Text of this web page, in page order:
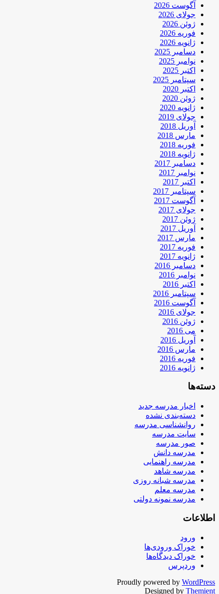
آگوست 2026
جولای 2026
ژوئن 2026
فوریه 2026
ژانویه 2026
دسامبر 2025
نوامبر 2025
اکتبر 2025
سپتامبر 2025
اکتبر 2020
ژوئن 2020
ژانویه 2020
جولای 2019
آوریل 2018
مارس 2018
فوریه 2018
ژانویه 2018
دسامبر 2017
نوامبر 2017
اکتبر 2017
سپتامبر 2017
آگوست 2017
جولای 2017
ژوئن 2017
آوریل 2017
مارس 2017
فوریه 2017
ژانویه 2017
دسامبر 2016
نوامبر 2016
اکتبر 2016
سپتامبر 2016
آگوست 2016
جولای 2016
ژوئن 2016
می 2016
آوریل 2016
مارس 2016
فوریه 2016
ژانویه 2016
دسته‌ها
اخبار مدرسه جدید
دسته‌بندی نشده
روانشناسی مدرسه
سایت مدرسه
صور مدرسه
مدرسه دانش
مدرسه راهنمایی
مدرسه شاهد
مدرسه شبانه روزی
مدرسه معلم
مدرسه نمونه دولتی
اطلاعات
ورود
خوراک ورودی‌ها
خوراک دیدگاه‌ها
وردپرس
Proudly powered by WordPress
Designed by Themient